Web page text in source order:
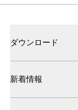
ダウンロード
新着情報